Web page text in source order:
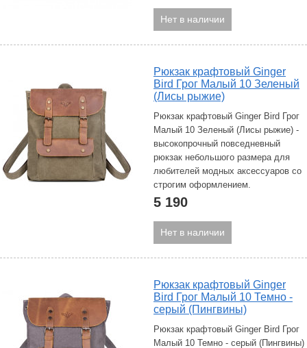
Нет в наличии
Рюкзак крафтовый Ginger
Bird Грог Малый 10 Зеленый
(Лисы рыжие)
Рюкзак крафтовый Ginger Bird Грог
Малый 10 Зеленый (Лисы рыжие) -
высокопрочный повседневный
рюкзак небольшого размера для
любителей модных аксессуаров со
строгим оформлением.
5 190
Нет в наличии
Рюкзак крафтовый Ginger
Bird Грог Малый 10 Темно -
серый (Пингвины)
Рюкзак крафтовый Ginger Bird Грог
Малый 10 Темно - серый (Пингвины)